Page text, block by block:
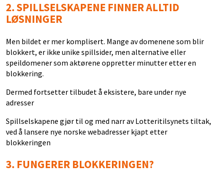
2.SPILLSELSKAPENE FINNER ALLTID
LØSNINGER
Men bildet er mer komplisert. Mange av domenene som blir
blokkert, er ikke unike spillsider, men alternative eller
speildomener som aktørene oppretter minutter etter en
blokkering.
Dermed fortsetter tilbudet å eksistere, bare under nye
adresser
Spillselskapene gjør til og med narr av Lotteritilsynets tiltak,
ved å lansere nye norske webadresser kjapt etter
blokkeringen
3. FUNGERER BLOKKERINGEN?